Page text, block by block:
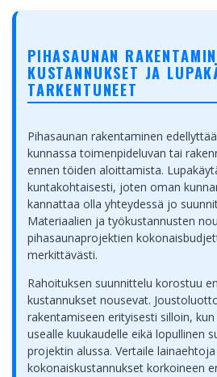
PIHASAUNAN
KUSTANNUKSET JA
TARKENTUNEET
Pihasaunan rakentaminen
kunnassa toimenpideluvan tai
ennen töiden aloittamista.
kuntakohtaisesti, joten oman
kannattaa olla yhteydessä jo
Materiaalien ja työkustannusten
pihasaunaprojektien
merkittävästi.
Rahoituksen suunnittelu korostuu
kustannukset nousevat.
rakentamiseen erityisesti silloin,
usealle kuukaudelle eikä lopullinen
projektin alussa. Vertaile
kokonaiskustannukset korkoineen